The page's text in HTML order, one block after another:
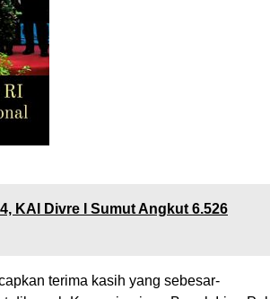
KAI Divre I Sumut Angkut 6.526
terima kasih yang sebesar-